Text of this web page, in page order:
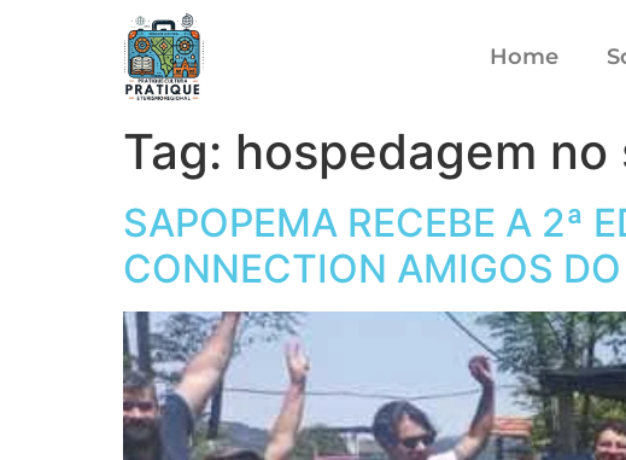
Home
Tag: hospedagem no
SAPOPEMA RECEBE A 2ª
CONNECTION AMIGOS